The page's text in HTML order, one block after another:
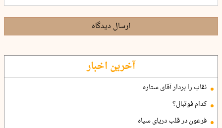
ارسال دیدگاه
آخرین اخبار
نقاب را بردار آقای ستاره
کدام فوتبال؟
فرعون در قلب دریای سیاه